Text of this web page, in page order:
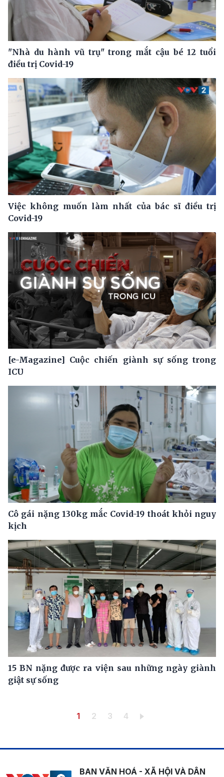
"Nhà du hành vũ trụ" trong mắt cậu bé 12 tuổi
điều trị Covid-19
Việc không muốn làm nhất của bác sĩ điều trị
Covid-19
[e-Magazine] Cuộc chiến giành sự sống trong
ICU
Cô gái nặng 130kg mắc Covid-19 thoát khỏi nguy
kịch
15 BN nặng được ra viện sau những ngày giành
giật sự sống
Trang hiện thời
1 Trang
2 Trang
3 Trang
4
BAN VĂN HOÁ - XÃ HỘI VÀ DÂN